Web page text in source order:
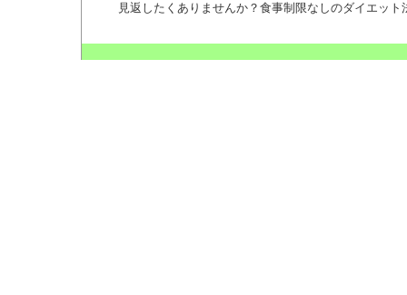
見返したくありませんか？食事制限なしのダイエッ